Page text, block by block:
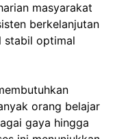
masyarakat
berkelanjutan
stabil optimal
orang belajar
gaya hingga